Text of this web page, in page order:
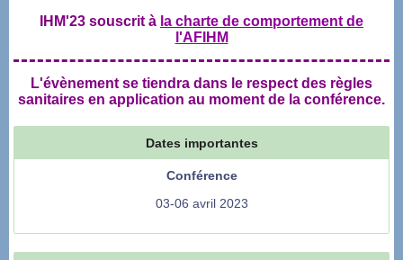
IHM'23 souscrit à la charte de comportement de
l'AFIHM
L'évènement se tiendra dans le respect des règles
sanitaires en application au moment de la conférence.
Dates importantes
Conférence
03-06 avril 2023